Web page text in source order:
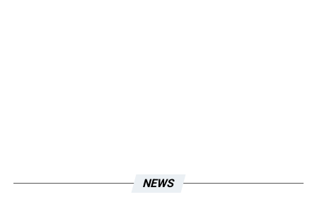
di raggiungere l’accordo ha manifestato
NEWS